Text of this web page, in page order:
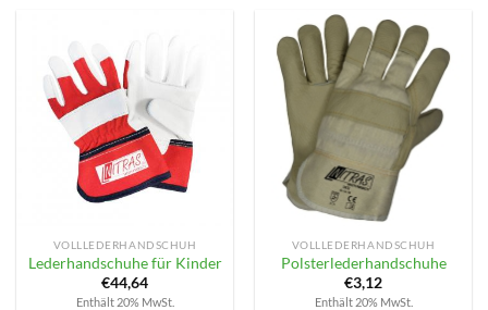
VOLLLEDERHANDSCHUH
Lederhandschuhe für Kinder
€44,64
Enthält 20% MwSt.
VOLLLEDERHANDSCHUH
Polsterlederhandschuhe
€3,12
Enthält 20% MwSt.